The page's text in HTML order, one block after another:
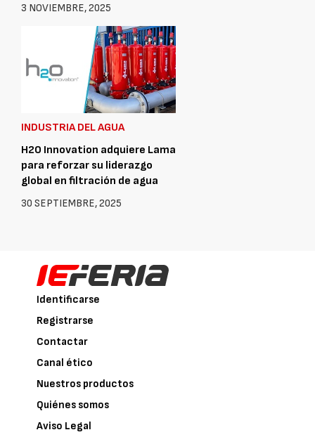
3 NOVIEMBRE, 2025
INDUSTRIA DEL AGUA
H2O Innovation adquiere Lama
para reforzar su liderazgo
global en filtración de agua
30 SEPTIEMBRE, 2025
Identificarse
Registrarse
Contactar
Canal ético
Nuestros productos
Quiénes somos
Aviso Legal